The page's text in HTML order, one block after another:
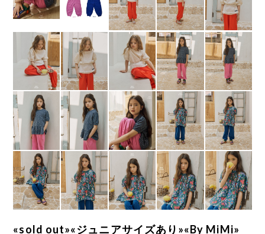
«sold out»«ジュニアサイズあり»«By MiMi»